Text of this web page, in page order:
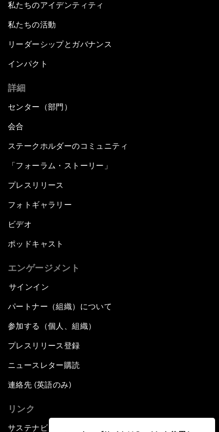
私たちのアイデンティティ
私たちの活動
リーダーシップとガバナンス
インパクト
詳細
センター（部門）
会合
ステークホルダーのコミュニティ
「フォーラム・ストーリー」
プレスリリース
フォトギャラリー
ビデオ
ポッドキャスト
エンゲージメント
サインイン
パートナー（組織）について
参加する（個人、組織）
プレスリリース登録
ニュースレター購読
連絡先 (英語のみ)
リンク
サステナビリティへの取り組み